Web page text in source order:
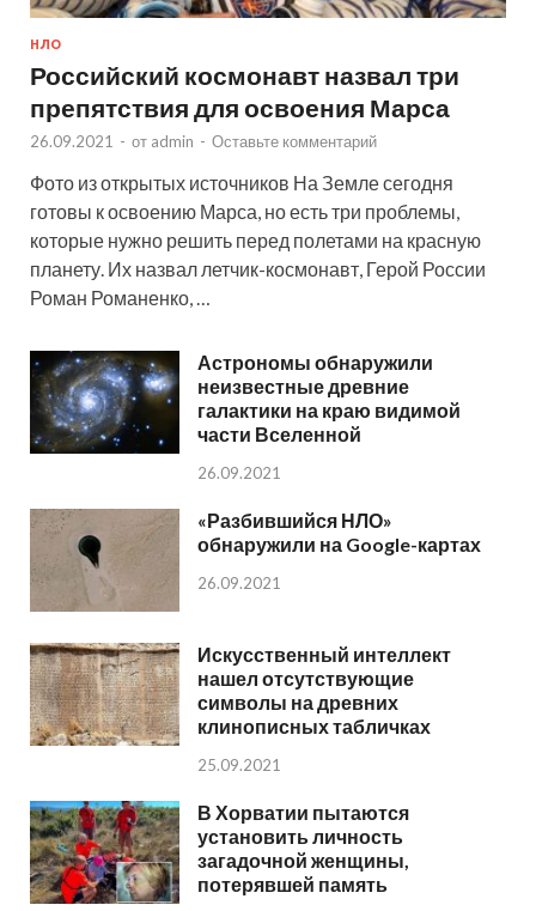
НЛО
Российский космонавт назвал три
препятствия для освоения Марса
26.09.2021 - от admin - Оставьте комментарий
Фото из открытых источников На Земле сегодня
готовы к освоению Марса, но есть три проблемы,
которые нужно решить перед полетами на красную
планету. Их назвал летчик-космонавт, Герой России
Роман Романенко, …
Астрономы обнаружили
неизвестные древние
галактики на краю видимой
части Вселенной
26.09.2021
«Разбившийся НЛО»
обнаружили на Google-картах
26.09.2021
Искусственный интеллект
нашел отсутствующие
символы на древних
клинописных табличках
25.09.2021
В Хорватии пытаются
установить личность
загадочной женщины,
потерявшей память